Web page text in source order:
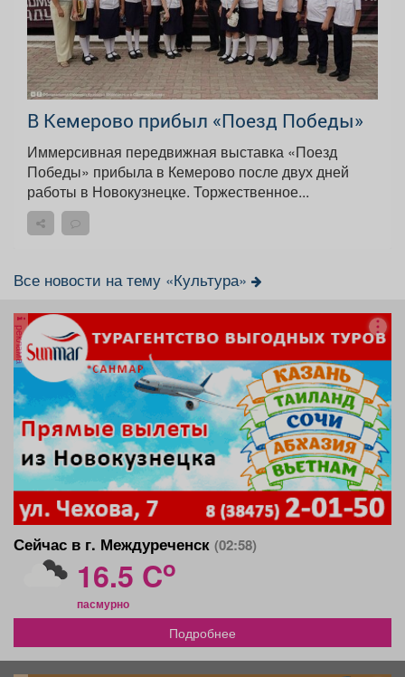
В Кемерово прибыл «Поезд Победы»
Иммерсивная передвижная выставка «Поезд
Победы» прибыла в Кемерово после двух дней
работы в Новокузнецке. Торжественное...
Все новости на тему «Культура»
реклама
Сейчас в г. Междуреченск (02:58)
16.5 Co
пасмурно
Подробнее